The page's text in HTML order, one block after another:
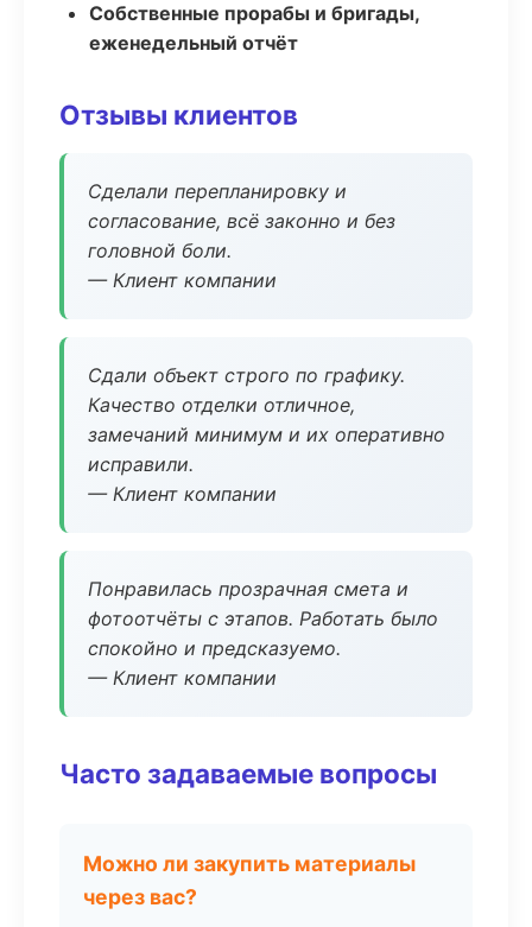
Собственные прорабы и бригады,
еженедельный отчёт
Отзывы клиентов
Сделали перепланировку и
согласование, всё законно и без
головной боли.
— Клиент компании
Сдали объект строго по графику.
Качество отделки отличное,
замечаний минимум и их оперативно
исправили.
— Клиент компании
Понравилась прозрачная смета и
фотоотчёты с этапов. Работать было
спокойно и предсказуемо.
— Клиент компании
Часто задаваемые вопросы
Можно ли закупить материалы
через вас?